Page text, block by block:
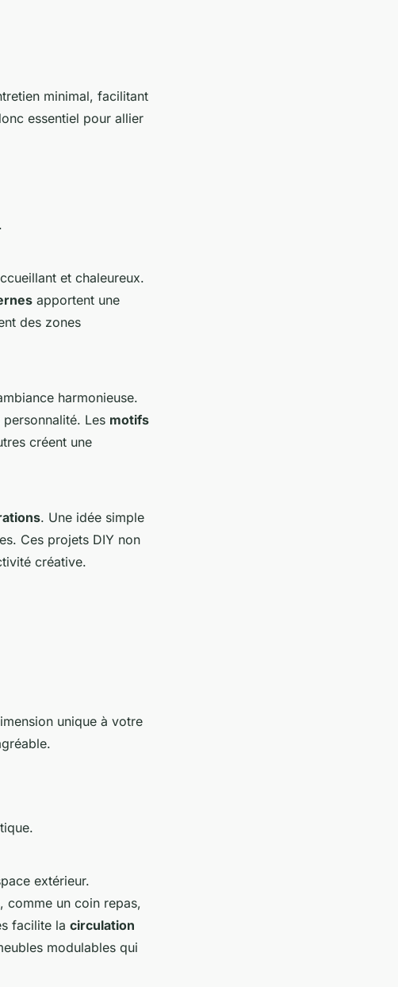
minimal, facilitant
essentiel pour allier
et chaleureux.
apportent une
des zones
harmonieuse.
Les motifs
créent une
. Une idée simple
Ces projets DIY non
créative.
unique à votre
extérieur.
comme un coin repas,
facilite la circulation
modulables qui